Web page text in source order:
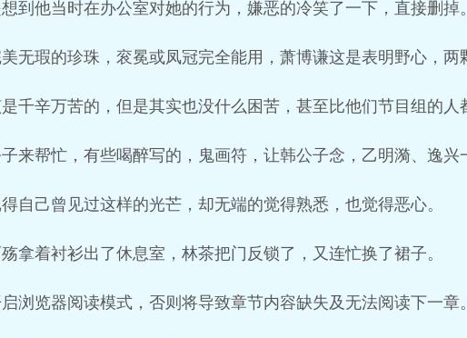
到他当时在办公室对她的行为，嫌恶的冷笑了一下，直接删掉。
无瑕的珍珠，衮冕或凤冠完全能用，萧博谦这是表明野心，两
千辛万苦的，但是其实也没什么困苦，甚至比他们节目组的人
来帮忙，有些喝醉写的，鬼画符，让韩公子念，乙明漪、逸兴
自己曾见过这样的光芒，却无端的觉得熟悉，也觉得恶心。
拿着衬衫出了休息室，林茶把门反锁了，又连忙换了裙子。
浏览器阅读模式，否则将导致章节内容缺失及无法阅读下一章。